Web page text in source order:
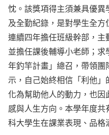
忱。該獎項得主須兼具優
及全勤紀錄，是對學生全
連續四年擔任班級幹部，主
並擔任課後輔導小老師；
年釣竿計畫」總召，帶領
示，自己始終相信「利他
化為幫助他人的動力，也
感與人生方向。本學年度
科大學生在課業表現、品格